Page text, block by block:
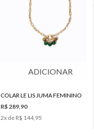
ADICIONAR
COLAR LE LIS JUMA FEMININO
R$ 289,90
2x de R$ 144,95